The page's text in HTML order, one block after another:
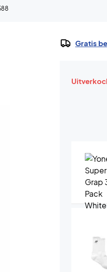
Gratis